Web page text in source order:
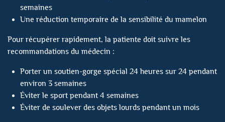
semaines
Une réduction temporaire de la sensibilité du mamelon
Pour récupérer rapidement, la patiente doit suivre les
recommandations du médecin :
Porter un soutien-gorge spécial 24 heures sur 24 pendant
environ 3 semaines
Éviter le sport pendant 4 semaines
Éviter de soulever des objets lourds pendant un mois